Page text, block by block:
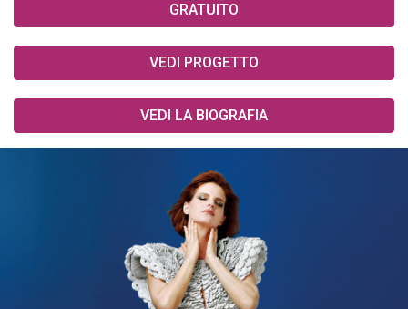
GRATUITO
VEDI PROGETTO
VEDI LA BIOGRAFIA